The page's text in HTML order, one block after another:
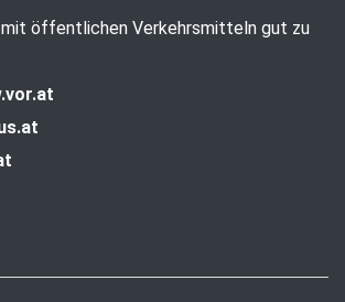
öffentlichen Verkehrsmitteln gut zu